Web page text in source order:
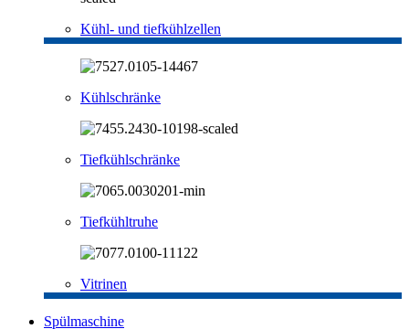
Kühl- und tiefkühlzellen
Kühlschränke
Tiefkühlschränke
Tiefkühltruhe
Vitrinen
Spülmaschine